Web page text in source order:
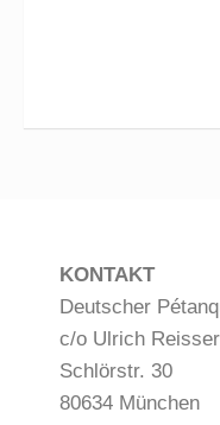
KONTAKT
Deutscher
c/o Ulrich Reisser
Schlörstr. 30
80634 München